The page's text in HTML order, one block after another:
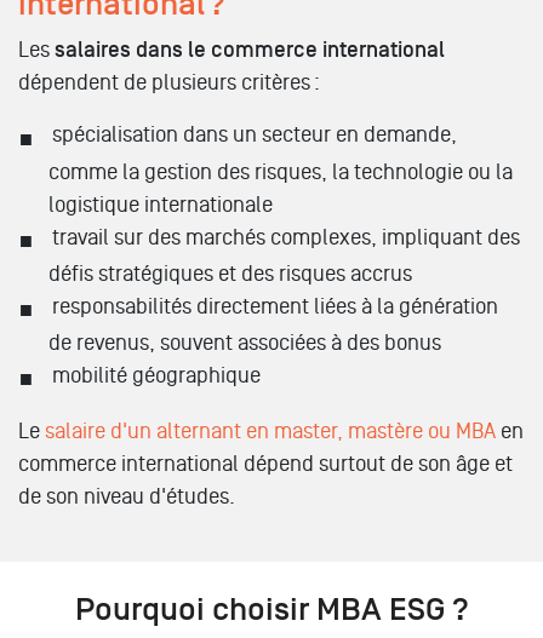
Les salaires dans le commerce international
dépendent de plusieurs critères :
spécialisation dans un secteur en demande,
comme la gestion des risques, la technologie ou la
logistique internationale
travail sur des marchés complexes, impliquant des
défis stratégiques et des risques accrus
responsabilités directement liées à la génération
de revenus, souvent associées à des bonus
mobilité géographique
Le salaire d'un alternant en master, mastère ou MBA en
commerce international dépend surtout de son âge et
de son niveau d'études.
Pourquoi choisir MBA ESG ?